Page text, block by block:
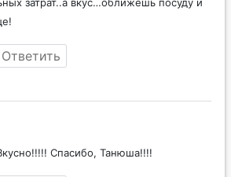
Ответить
Спасибо, Танюша!!!!